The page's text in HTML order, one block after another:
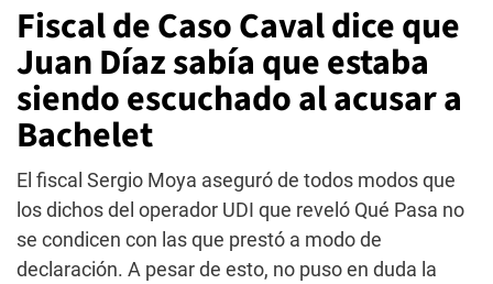
Fiscal de Caso Caval dice que
Juan Díaz sabía que estaba
siendo escuchado al acusar a
Bachelet
El fiscal Sergio Moya aseguró de todos modos que
los dichos del operador UDI que reveló Qué Pasa no
se condicen con las que prestó a modo de
declaración. A pesar de esto, no puso en duda la